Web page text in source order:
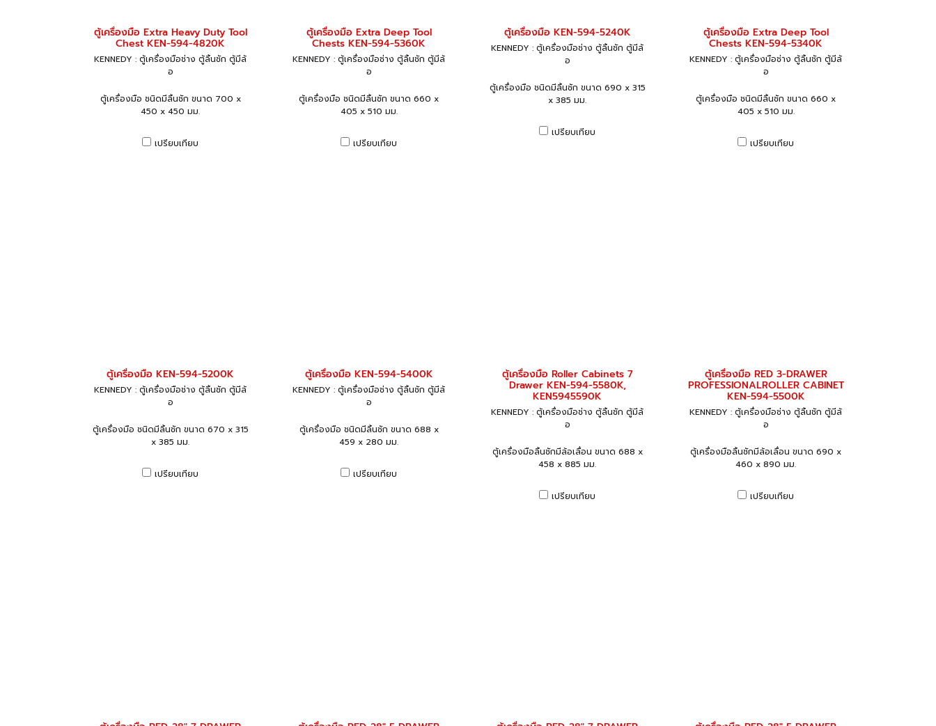
ตู้เครื่องมือ Extra Heavy Duty Tool
Chest KEN-594-4820K
KENNEDY : ตู้เครื่องมือช่าง ตู้ลิ้นชัก ตู้มีล้
อ
ตู้เครื่องมือ ชนิดมีลิ้นชัก ขนาด 700 x
450 x 450 มม.
เปรียบเทียบ
ตู้เครื่องมือ Extra Deep Tool
Chests KEN-594-5360K
KENNEDY : ตู้เครื่องมือช่าง ตู้ลิ้นชัก ตู้มีล้
อ
ตู้เครื่องมือ ชนิดมีลิ้นชัก ขนาด 660 x
405 x 510 มม.
เปรียบเทียบ
ตู้เครื่องมือ KEN-594-5240K
KENNEDY : ตู้เครื่องมือช่าง ตู้ลิ้นชัก ตู้มีล้
อ
ตู้เครื่องมือ ชนิดมีลิ้นชัก ขนาด 690 x 315
x 385 มม.
เปรียบเทียบ
ตู้เครื่องมือ Extra Deep Tool
Chests KEN-594-5340K
KENNEDY : ตู้เครื่องมือช่าง ตู้ลิ้นชัก ตู้มีล้
อ
ตู้เครื่องมือ ชนิดมีลิ้นชัก ขนาด 660 x
405 x 510 มม.
เปรียบเทียบ
ตู้เครื่องมือ KEN-594-5200K
KENNEDY : ตู้เครื่องมือช่าง ตู้ลิ้นชัก ตู้มีล้
อ
ตู้เครื่องมือ ชนิดมีลิ้นชัก ขนาด 670 x 315
x 385 มม.
เปรียบเทียบ
ตู้เครื่องมือ KEN-594-5400K
KENNEDY : ตู้เครื่องมือช่าง ตู้ลิ้นชัก ตู้มีล้
อ
ตู้เครื่องมือ ชนิดมีลิ้นชัก ขนาด 688 x
459 x 280 มม.
เปรียบเทียบ
ตู้เครื่องมือ Roller Cabinets 7
Drawer KEN-594-5580K,
KEN5945590K
KENNEDY : ตู้เครื่องมือช่าง ตู้ลิ้นชัก ตู้มีล้
อ
ตู้เครื่องมือลิ้นชักมีล้อเลื่อน ขนาด 688 x
458 x 885 มม.
เปรียบเทียบ
ตู้เครื่องมือ RED 3-DRAWER
PROFESSIONALROLLER CABINET
KEN-594-5500K
KENNEDY : ตู้เครื่องมือช่าง ตู้ลิ้นชัก ตู้มีล้
อ
ตู้เครื่องมือลิ้นชักมีล้อเลื่อน ขนาด 690 x
460 x 890 มม.
เปรียบเทียบ